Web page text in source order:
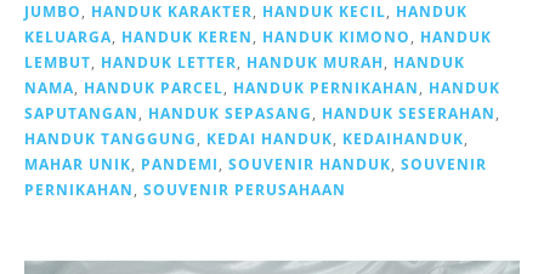
JUMBO, HANDUK KARAKTER, HANDUK KECIL, HANDUK
KELUARGA, HANDUK KEREN, HANDUK KIMONO, HANDUK
LEMBUT, HANDUK LETTER, HANDUK MURAH, HANDUK
NAMA, HANDUK PARCEL, HANDUK PERNIKAHAN, HANDUK
SAPUTANGAN, HANDUK SEPASANG, HANDUK SESERAHAN,
HANDUK TANGGUNG, KEDAI HANDUK, KEDAIHANDUK,
MAHAR UNIK, PANDEMI, SOUVENIR HANDUK, SOUVENIR
PERNIKAHAN, SOUVENIR PERUSAHAAN